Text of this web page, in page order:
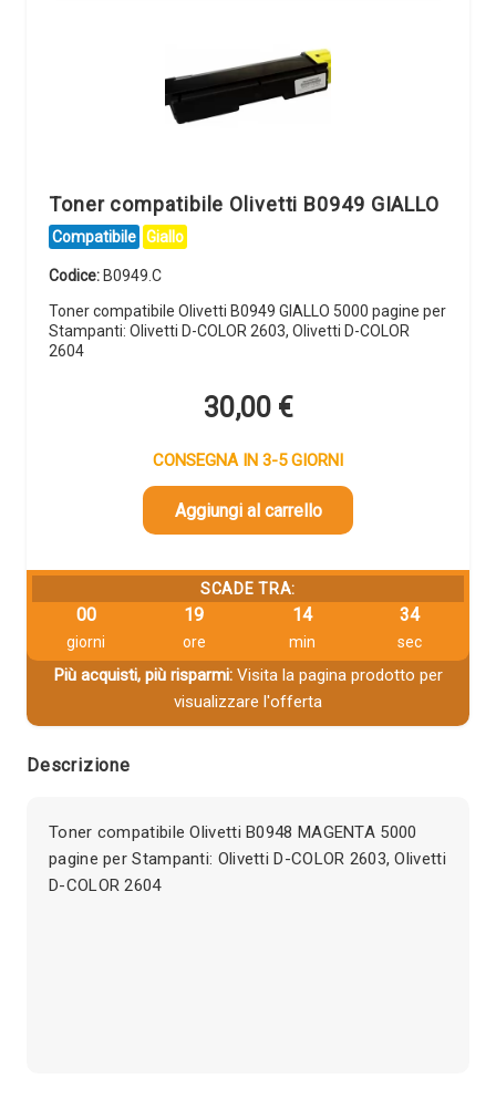
Toner compatibile Olivetti B0949 GIALLO
Compatibile Giallo
Codice: B0949.C
Toner compatibile Olivetti B0949 GIALLO 5000 pagine per
Stampanti: Olivetti D-COLOR 2603, Olivetti D-COLOR
2604
30,00 €
CONSEGNA IN 3-5 GIORNI
Aggiungi al carrello
SCADE TRA:
00
giorni
19
ore
14
min
33
sec
Più acquisti, più risparmi:Visita la pagina prodotto per
visualizzare l'offerta
Descrizione
Toner compatibile Olivetti B0948 MAGENTA 5000
pagine per Stampanti: Olivetti D-COLOR 2603, Olivetti
D-COLOR 2604